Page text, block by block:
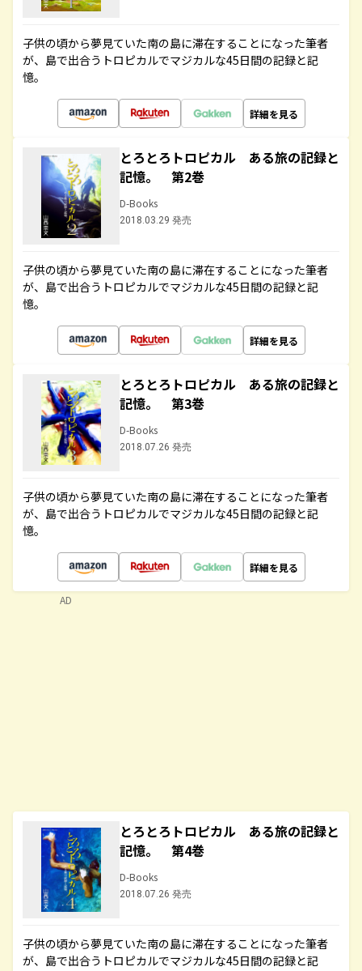
子供の頃から夢見ていた南の島に滞在することになった筆者
が、島で出合うトロピカルでマジカルな45日間の記録と記
憶。
詳細を見る
とろとろトロピカル ある旅の記録と
記憶。 第2巻
D-Books
2018.03.29 発売
子供の頃から夢見ていた南の島に滞在することになった筆者
が、島で出合うトロピカルでマジカルな45日間の記録と記
憶。
詳細を見る
とろとろトロピカル ある旅の記録と
記憶。 第3巻
D-Books
2018.07.26 発売
子供の頃から夢見ていた南の島に滞在することになった筆者
が、島で出合うトロピカルでマジカルな45日間の記録と記
憶。
詳細を見る
とろとろトロピカル ある旅の記録と
記憶。 第4巻
D-Books
2018.07.26 発売
子供の頃から夢見ていた南の島に滞在することになった筆者
が、島で出合うトロピカルでマジカルな45日間の記録と記
AD